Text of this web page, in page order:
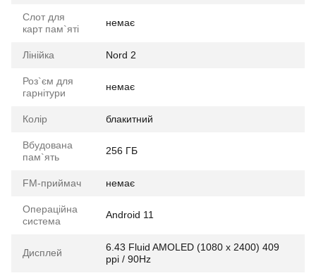
Слот для
карт пам`яті
немає
Лінійка Nord 2
Роз`єм для
гарнітури
немає
Колір блакитний
Вбудована
пам`ять
256 ГБ
FM-приймач немає
Операційна
система
Android 11
Дисплей
6.43 Fluid AMOLED (1080 x 2400) 409
ppi / 90Hz